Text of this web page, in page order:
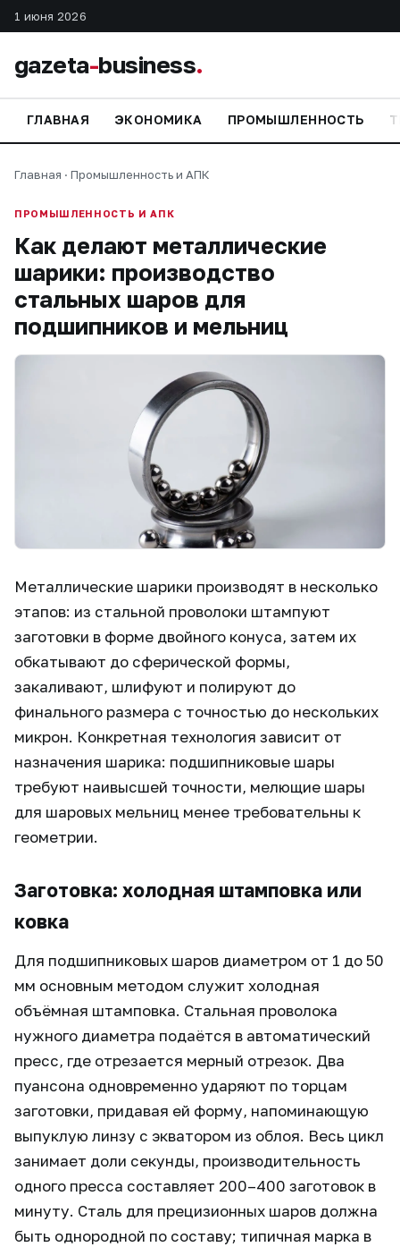
1 июня 2026
gazeta-business.
ГЛАВНАЯ ЭКОНОМИКА ПРОМЫШЛЕННОСТЬ
Главная · Промышленность и АПК
ПРОМЫШЛЕННОСТЬ И АПК
Как делают металлические
шарики: производство
стальных шаров для
подшипников и мельниц
Металлические шарики производят в несколько
этапов: из стальной проволоки штампуют
заготовки в форме двойного конуса, затем их
обкатывают до сферической формы,
закаливают, шлифуют и полируют до
финального размера с точностью до нескольких
микрон. Конкретная технология зависит от
назначения шарика: подшипниковые шары
требуют наивысшей точности, мелющие шары
для шаровых мельниц менее требовательны к
геометрии.
Заготовка: холодная штамповка или
ковка
Для подшипниковых шаров диаметром от 1 до 50
мм основным методом служит холодная
объёмная штамповка. Стальная проволока
нужного диаметра подаётся в автоматический
пресс, где отрезается мерный отрезок. Два
пуансона одновременно ударяют по торцам
заготовки, придавая ей форму, напоминающую
выпуклую линзу с экватором из облоя. Весь цикл
занимает доли секунды, производительность
одного пресса составляет 200–400 заготовок в
минуту. Сталь для прецизионных шаров должна
быть однородной по составу; типичная марка в